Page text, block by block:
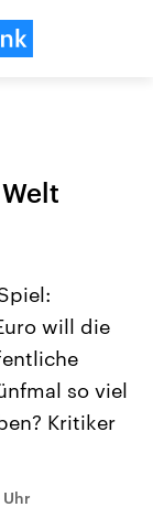
Beiträge,
und
die Vereinigten
Einfluss auf
Weltgeschehen.
will die
so viel
Kritiker
Uhr